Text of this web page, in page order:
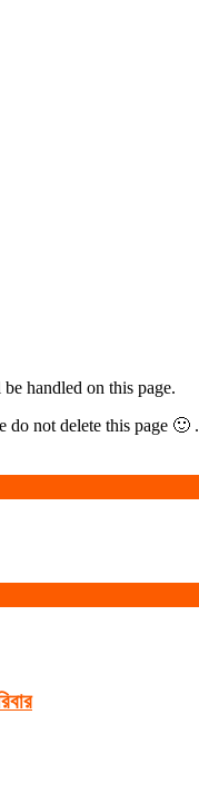
handled on this page.
do not delete this page 🙂 .